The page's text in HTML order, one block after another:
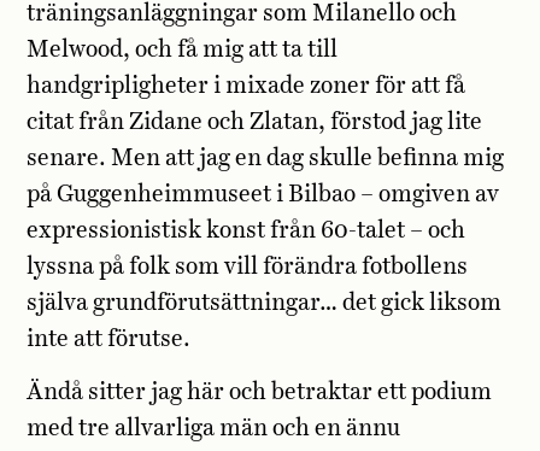
träningsanläggningar som Milanello och
Melwood, och få mig att ta till
handgripligheter i mixade zoner för att få
citat från Zidane och Zlatan, förstod jag lite
senare. Men att jag en dag skulle befinna mig
på Guggenheimmuseet i Bilbao – omgiven av
expressionistisk konst från 60-talet – och
lyssna på folk som vill förändra fotbollens
själva grundförutsättningar… det gick liksom
inte att förutse.
Ändå sitter jag här och betraktar ett podium
med tre allvarliga män och en ännu